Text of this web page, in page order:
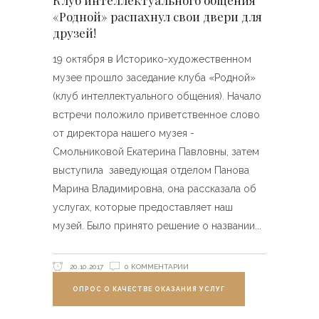
«Родной» распахнул свои двери для
друзей!
19 октября в Историко-художественном
музее прошло заседание клуба «Родной»
(клуб интеллектуального общения). Начало
встречи положило приветственное слово
от директора нашего музея -
Смольниковой Екатерина Павловны, затем
выступила заведующая отделом Панова
Марина Владимировна, она рассказала об
услугах, которые предоставляет наш
музей. Было принято решение о названии
20.10.2017 0 КОММЕНТАРИИ
ОПРОС О КАЧЕСТВЕ ОКАЗАНИЯ УСЛУГ